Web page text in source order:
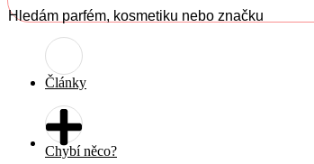
Hledám parfém, kosmetiku nebo značku
Články
Chybí něco?